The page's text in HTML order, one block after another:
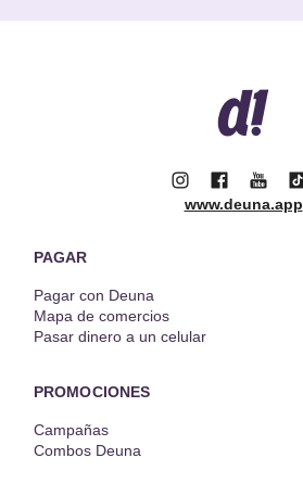
www.deuna.app
PAGAR
Pagar con Deuna
Mapa de comercios
Pasar dinero a un celular
PROMOCIONES
Campañas
Combos Deuna